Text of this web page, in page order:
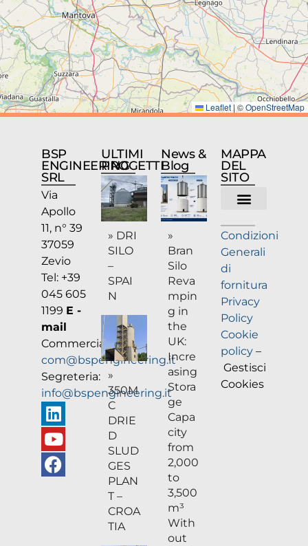
Leaflet |©OpenStreetMap
BSP
ENGINEERING
SRL
Via
Apollo
11, n° 39
37059
Zevio
Tel: +39
045 605
1199 E -
mail
Commerciale:
com@bspengineering.it
Segreteria:
info@bspengineering.it
ULTIMI
PROGETTI
» DRI
SILO
–
SPAI
N
»
350M
C
DRIE
D
SLUD
GES
PLAN
T –
CROA
TIA
News &
Blog
»
Bran
Silo
Reva
mpin
g in
the
UK:
Incre
asing
Stora
ge
Capa
city
from
2,000
to
3,500
m³
With
out
MAPPA
DEL
SITO
Condizioni
Generali
di
fornitura
Privacy
Policy
Cookie
policy –
Gestisci
Cookies